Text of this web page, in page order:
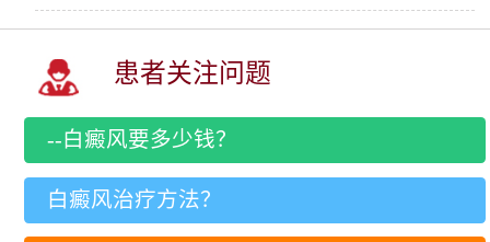
患者关注问题
--白癜风要多少钱？
白癜风治疗方法？